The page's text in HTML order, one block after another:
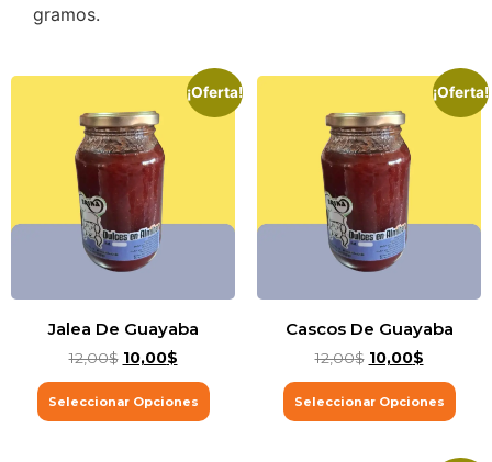
gramos.
¡Oferta!
Jalea De Guayaba
12,00$ 10,00$
Seleccionar Opciones
¡Oferta!
Cascos De Guayaba
12,00$ 10,00$
Seleccionar Opciones